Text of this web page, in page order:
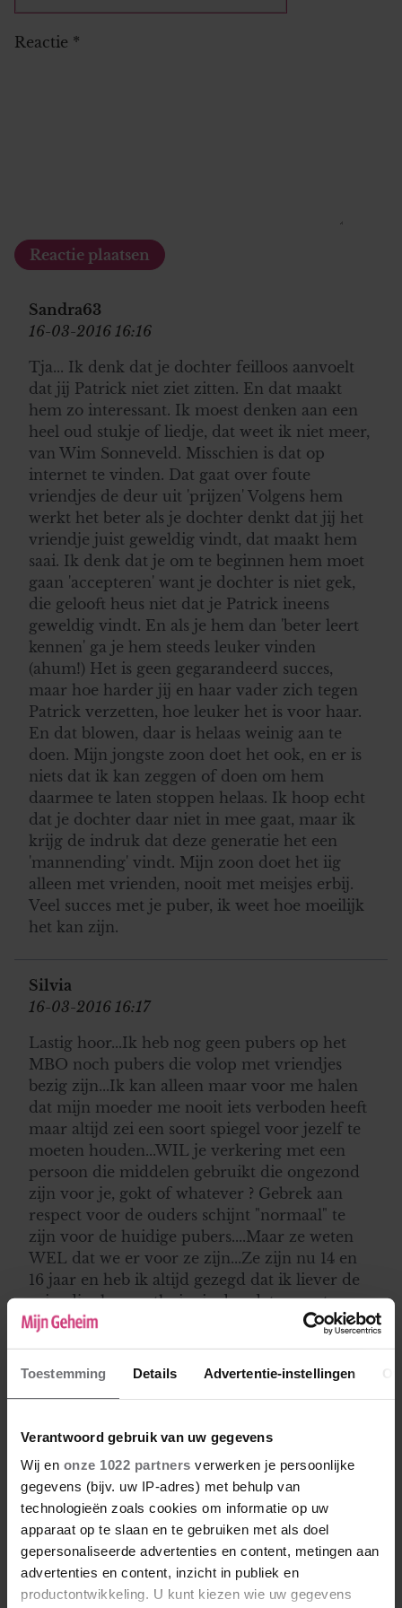
Toestemming Details Advertentie-instellingen
Verantwoord gebruik van uw gegevens
Wij en onze 1022 partners verwerken je persoonlijke
gegevens (bijv. uw IP-adres) met behulp van
technologieën zoals cookies om informatie op uw
apparaat op te slaan en te gebruiken met als doel
gepersonaliseerde advertenties en content, metingen aan
advertenties en content, inzicht in publiek en
productontwikkeling. U kunt kiezen wie uw gegevens
Reactie *
Sandra63
16-03-2016 16:16
Tja... Ik denk dat je dochter feilloos aanvoelt
dat jij Patrick niet ziet zitten. En dat maakt
hem zo interessant. Ik moest denken aan een
heel oud stukje of liedje, dat weet ik niet meer,
van Wim Sonneveld. Misschien is dat op
internet te vinden. Dat gaat over foute
vriendjes de deur uit 'prijzen' Volgens hem
werkt het beter als je dochter denkt dat jij het
vriendje juist geweldig vindt, dat maakt hem
saai. Ik denk dat je om te beginnen hem moet
gaan 'accepteren' want je dochter is niet gek,
die gelooft heus niet dat je Patrick ineens
geweldig vindt. En als je hem dan 'beter leert
kennen' ga je hem steeds leuker vinden
(ahum!) Het is geen gegarandeerd succes,
maar hoe harder jij en haar vader zich tegen
Patrick verzetten, hoe leuker het is voor haar.
En dat blowen, daar is helaas weinig aan te
doen. Mijn jongste zoon doet het ook, en er is
niets dat ik kan zeggen of doen om hem
daarmee te laten stoppen helaas. Ik hoop echt
dat je dochter daar niet in mee gaat, maar ik
krijg de indruk dat deze generatie het een
'mannending' vindt. Mijn zoon doet het iig
alleen met vrienden, nooit met meisjes erbij.
Veel succes met je puber, ik weet hoe moeilijk
het kan zijn.
Silvia
16-03-2016 16:17
Lastig hoor...Ik heb nog geen pubers op het
MBO noch pubers die volop met vriendjes
bezig zijn...Ik kan alleen maar voor me halen
dat mijn moeder me nooit iets verboden heeft
maar altijd zei een soort spiegel voor jezelf te
moeten houden...WIL je verkering met een
persoon die middelen gebruikt die ongezond
zijn voor je, gokt of whatever ? Gebrek aan
respect voor de ouders schijnt "normaal" te
zijn voor de huidige pubers....Maar ze weten
WEL dat we er voor ze zijn...Ze zijn nu 14 en
16 jaar en heb ik altijd gezegd dat ik liever de
vriendjes ken en thuis zie dan dat ze met voor
mij onbekenden over straat zwerven etc...Ik
keus maken met hun eigen zelf-inzicht en
Arianne
16-03-2016 16:17
Groeistuipen... ze kunnen knap lastig zijn. Je
houd je hart vast en zit met je tenen krom.
Zelf had ik als stelregel tot aan hun 12e jaar
moet je opvoeden en als je dat goed gedaan
hebt, worden ze weer wakker rond hun 18e en